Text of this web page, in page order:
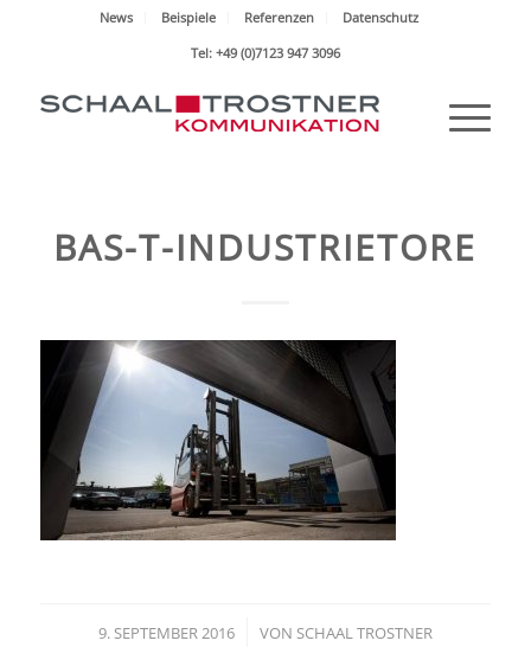
News Beispiele Referenzen
Datenschutz
Tel: +49 (0)7123 947 3096
BAS-T-INDUSTRIETORE
9. SEPTEMBER 2016
/ VON SCHAAL TROSTNER